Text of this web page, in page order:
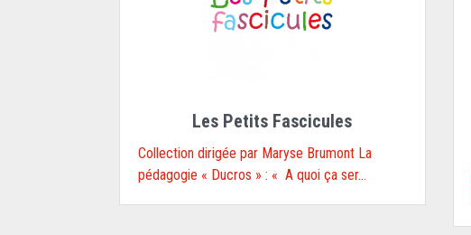
Les Petits Fascicules
Collection dirigée par Maryse Brumont La
pédagogie « Ducros » : « A quoi ça ser...